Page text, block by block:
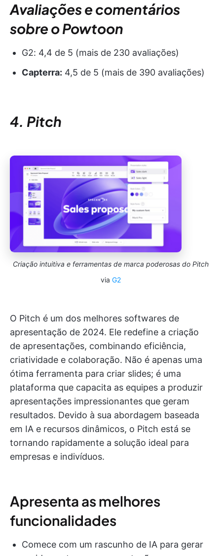
Avaliações e comentários
sobre o Powtoon
G2: 4,4 de 5 (mais de 230 avaliações)
Capterra: 4,5 de 5 (mais de 390 avaliações)
4. Pitch
Criação intuitiva e ferramentas de marca poderosas do Pitch
via G2
O Pitch é um dos melhores softwares de
apresentação de 2024. Ele redefine a criação
de apresentações, combinando eficiência,
criatividade e colaboração. Não é apenas uma
ótima ferramenta para criar slides; é uma
plataforma que capacita as equipes a produzir
apresentações impressionantes que geram
resultados. Devido à sua abordagem baseada
em IA e recursos dinâmicos, o Pitch está se
tornando rapidamente a solução ideal para
empresas e indivíduos.
Apresenta as melhores
funcionalidades
Comece com um rascunho de IA para gerar